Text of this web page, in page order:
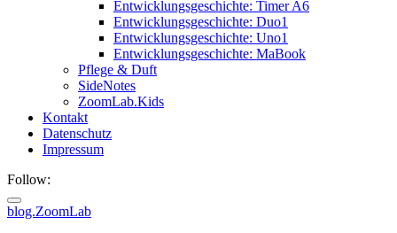
Entwicklungsgeschichte: Timer A6
Entwicklungsgeschichte: Duo1
Entwicklungsgeschichte: Uno1
Entwicklungsgeschichte: MaBook
Pflege & Duft
SideNotes
ZoomLab.Kids
Kontakt
Datenschutz
Impressum
Follow:
blog.ZoomLab